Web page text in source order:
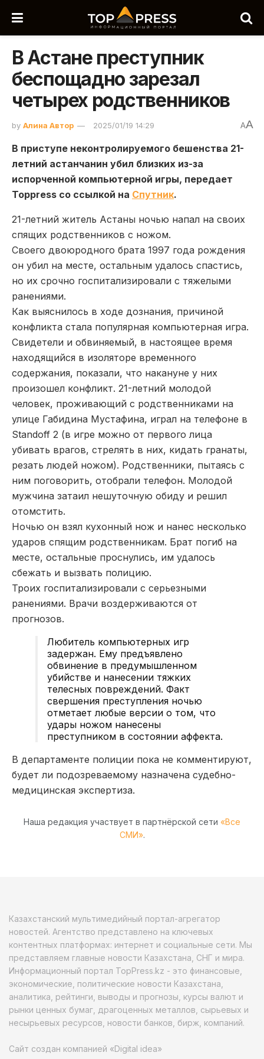
В Астане преступник
беспощадно зарезал
четырех родственников
by Алина Автор 2025/01/19 14:29 AA
В приступе неконтролируемого бешенства 21-
летний астанчанин убил близких из-за
испорченной компьютерной игры, передает
Toppress со ссылкой на Спутник.
21-летний житель Астаны ночью напал на своих
спящих родственников с ножом.
Своего двоюродного брата 1997 года рождения
он убил на месте, остальным удалось спастись,
но их срочно госпитализировали с тяжелыми
ранениями.
Как выяснилось в ходе дознания, причиной
конфликта стала популярная компьютерная игра.
Свидетели и обвиняемый, в настоящее время
находящийся в изоляторе временного
содержания, показали, что накануне у них
произошел конфликт. 21-летний молодой
человек, проживающий с родственниками на
улице Габидина Мустафина, играл на телефоне в
Standoff 2 (в игре можно от первого лица
убивать врагов, стрелять в них, кидать гранаты,
резать людей ножом). Родственники, пытаясь с
ним поговорить, отобрали телефон. Молодой
мужчина затаил нешуточную обиду и решил
отомстить.
Ночью он взял кухонный нож и нанес несколько
ударов спящим родственникам. Брат погиб на
месте, остальные проснулись, им удалось
сбежать и вызвать полицию.
Троих госпитализировали с серьезными
ранениями. Врачи воздерживаются от
прогнозов.
Любитель компьютерных игр
задержан. Ему предъявлено
обвинение в предумышленном
убийстве и нанесении тяжких
телесных повреждений. Факт
свершения преступления ночью
отметает любые версии о том, что
удары ножом нанесены
преступником в состоянии аффекта.
В департаменте полиции пока не комментируют,
будет ли подозреваемому назначена судебно-
медицинская экспертиза.
Наша редакция участвует в партнёрской сети «Все
СМИ».
Казахстанский мультимедийный портал-агрегатор
новостей. Агентство представлено на ключевых
контентных платформах: интернет и социальные сети. Мы
представляем главные новости Казахстана, СНГ и мира.
Информационный портал TopPress.kz - это финансовые,
экономические, политические новости Казахстана,
аналитика, рейтинги, выводы и прогнозы, курсы валют и
рынки ценных бумаг, драгоценных металлов, сырьевых и
несырьевых ресурсов, новости банков, бирж, компаний.
Сайт создан компанией «Digital idea»